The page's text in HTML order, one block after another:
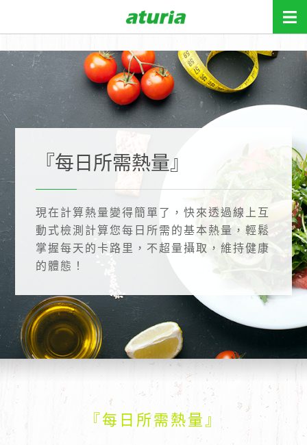
關於我們
關於奧麗雅
健康管理團隊
關懷社會
聯絡我們
貼心服務
新知報報
健康講座
享樂活動
安心產品
ADD +ZERO
生活精選
會員專區
加入會員
Q&A
『每日所需熱量』
現在計算熱量變得簡單了，快來透過線上互
動式檢測計算您每日所需的基本熱量，輕鬆
掌握每天的卡路里，不超量攝取，維持健康
的體態！
『每日所需熱量』